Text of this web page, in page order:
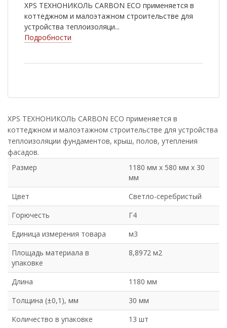
XPS ТЕХНОНИКОЛЬ CARBON ECO применяется в
коттеджном и малоэтажном строительстве для
устройства теплоизоляци...
Подробности
XPS ТЕХНОНИКОЛЬ CARBON ECO применяется в
коттеджном и малоэтажном строительстве для устройства
теплоизоляции фундаментов, крыш, полов, утепления
фасадов.
Размер
1180 мм х 580 мм х 30
мм
Цвет
Светло-серебристый
Горючесть
Г4
Единица измерения товара
м3
Площадь материала в
упаковке
8,8972 м2
Длина
1180 мм
Толщина (±0,1), мм
30 мм
Количество в упаковке
13 шт